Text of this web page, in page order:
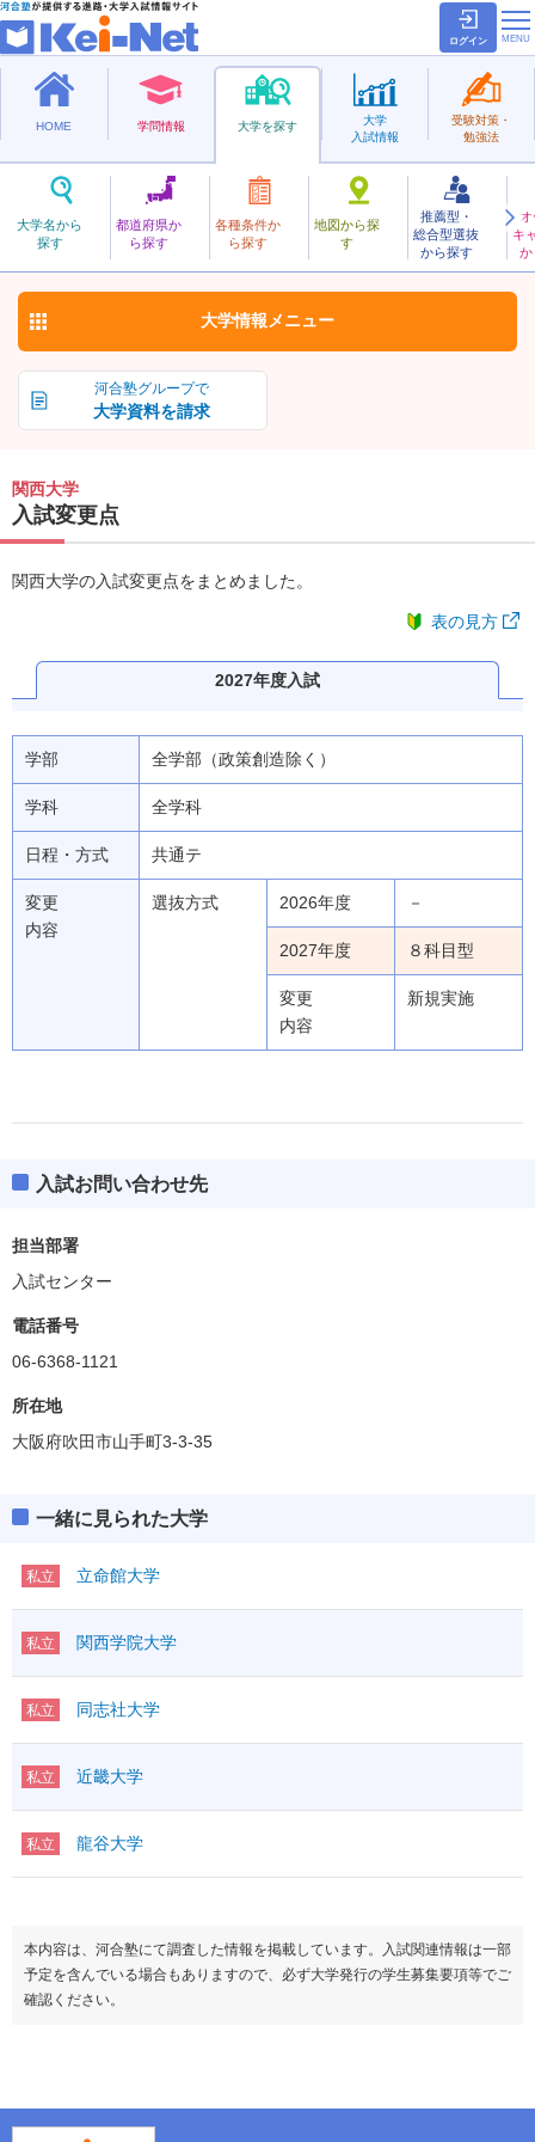
ログイン
HOME 学問情報 大学を探す
大学名から
探す
都道府県か
ら探す
各種条件か
ら探す
地図から探
す
推薦型・
総合型選抜
から探す
キ
か
大学
入試情報
受験対策・
勉強法
私立
かんさい
関西大学 お気に入り
河合塾グループで
大学資料を請求
大学情報 メニュー
関西大学
入試変更点
関西大学の入試変更点をまとめました。
表の見方
2027年度入試
学部 全学部（政策創造除く）
学科 全学科
日程・方式 共通テ
変更
内容
選抜方式 2026年度 －
2027年度 ８科目型
変更
内容
新規実施
入試お問い合わせ先
担当部署
入試センター
電話番号
06-6368-1121
所在地
大阪府吹田市山手町3-3-35
一緒に見られた大学
私立 立命館大学
私立 関西学院大学
私立 同志社大学
私立 近畿大学
私立 龍谷大学
本内容は、河合塾にて調査した情報を掲載しています。入試関連情報は一部
予定を含んでいる場合もありますので、必ず大学発行の学生募集要項等でご
確認ください。